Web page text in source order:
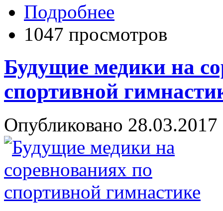
Подробнее
1047 просмотров
Будущие медики на
спортивной
Опубликовано